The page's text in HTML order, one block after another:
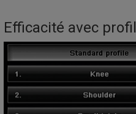
Efficacité avec profil